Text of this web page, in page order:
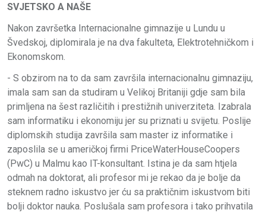
SVJETSKO A NAŠE
Nakon završetka Internacionalne gimnazije u Lundu u
Švedskoj, diplomirala je na dva fakulteta, Elektrotehničkom i
Ekonomskom.
- S obzirom na to da sam završila internacionalnu gimnaziju,
imala sam san da studiram u Velikoj Britaniji gdje sam bila
primljena na šest različitih i prestižnih univerziteta. Izabrala
sam informatiku i ekonomiju jer su priznati u svijetu. Poslije
diplomskih studija završila sam master iz informatike i
zaposlila se u američkoj firmi PriceWaterHouseCoopers
(PwC) u Malmu kao IT-konsultant. Istina je da sam htjela
odmah na doktorat, ali profesor mi je rekao da je bolje da
steknem radno iskustvo jer ću sa praktičnim iskustvom biti
bolji doktor nauka. Poslušala sam profesora i tako prihvatila